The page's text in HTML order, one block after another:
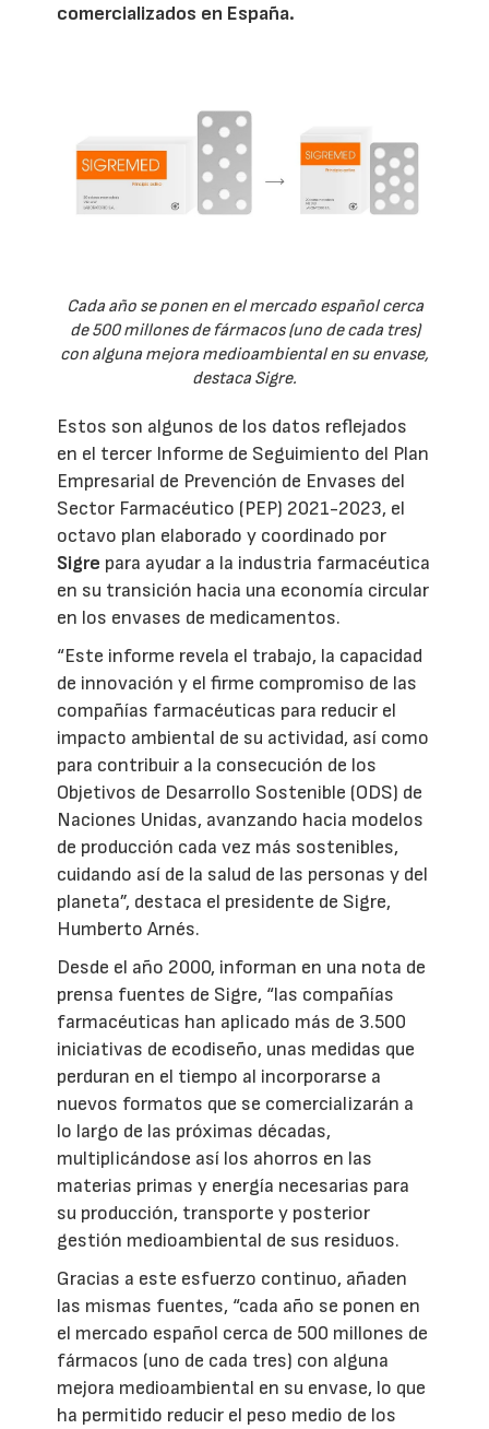
comercializados en España.
Cada año se ponen en el mercado español cerca
de 500 millones de fármacos (uno de cada tres)
con alguna mejora medioambiental en su envase,
destaca Sigre.
Estos son algunos de los datos reflejados
en el tercer Informe de Seguimiento del Plan
Empresarial de Prevención de Envases del
Sector Farmacéutico (PEP) 2021-2023, el
octavo plan elaborado y coordinado por
Sigre para ayudar a la industria farmacéutica
en su transición hacia una economía circular
en los envases de medicamentos.
“Este informe revela el trabajo, la capacidad
de innovación y el firme compromiso de las
compañías farmacéuticas para reducir el
impacto ambiental de su actividad, así como
para contribuir a la consecución de los
Objetivos de Desarrollo Sostenible (ODS) de
Naciones Unidas, avanzando hacia modelos
de producción cada vez más sostenibles,
cuidando así de la salud de las personas y del
planeta”, destaca el presidente de Sigre,
Humberto Arnés.
Desde el año 2000, informan en una nota de
prensa fuentes de Sigre, “las compañías
farmacéuticas han aplicado más de 3.500
iniciativas de ecodiseño, unas medidas que
perduran en el tiempo al incorporarse a
nuevos formatos que se comercializarán a
lo largo de las próximas décadas,
multiplicándose así los ahorros en las
materias primas y energía necesarias para
su producción, transporte y posterior
gestión medioambiental de sus residuos.
Gracias a este esfuerzo continuo, añaden
las mismas fuentes, “cada año se ponen en
el mercado español cerca de 500 millones de
fármacos (uno de cada tres) con alguna
mejora medioambiental en su envase, lo que
ha permitido reducir el peso medio de los